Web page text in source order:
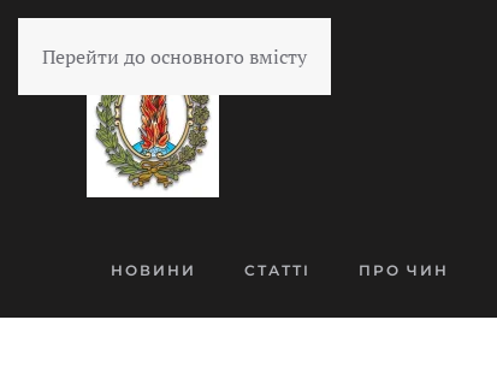
Перейти до основного вмісту
НОВИНИ СТАТТІ ПРО ЧИН